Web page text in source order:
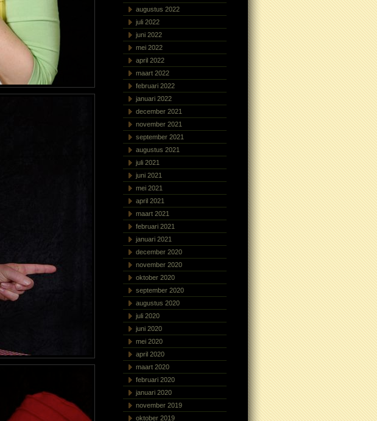
augustus 2022
juli 2022
juni 2022
mei 2022
april 2022
maart 2022
februari 2022
januari 2022
december 2021
november 2021
september 2021
augustus 2021
juli 2021
juni 2021
mei 2021
april 2021
maart 2021
februari 2021
januari 2021
december 2020
november 2020
oktober 2020
september 2020
augustus 2020
juli 2020
juni 2020
mei 2020
april 2020
maart 2020
februari 2020
januari 2020
november 2019
oktober 2019